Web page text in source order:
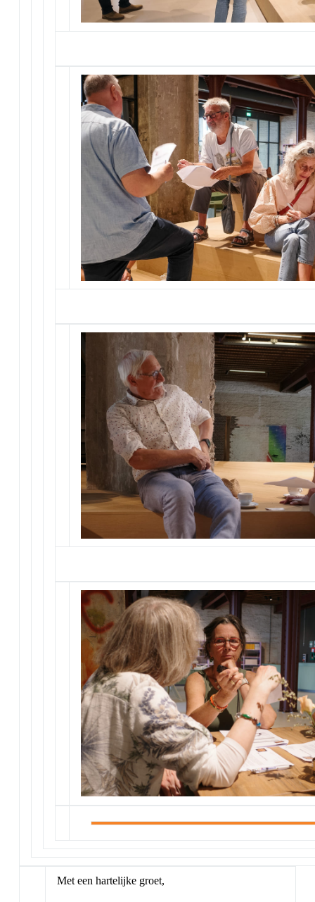
Met een hartelijke groet,